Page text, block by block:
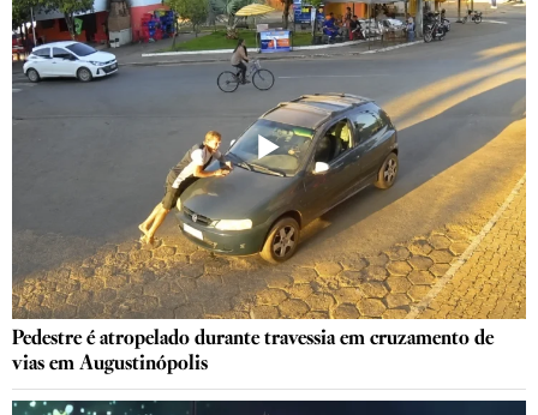
Pedestre é atropelado durante travessia em cruzamento de
vias em Augustinópolis